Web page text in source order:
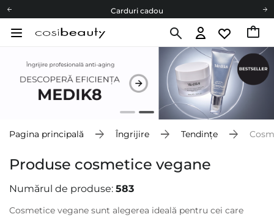
Carduri cadou
Livrare mai ieftină pentru comenzile de la 150 RON!
Carduri cadou
Livrare mai ieftină pentru comenzile de la 150 RON!
Pagina principală Îngrijire Tendințe
Produse cosmetice vegane
Numărul de produse: 583
Cosmetice vegane sunt alegerea ideală pentru cei care